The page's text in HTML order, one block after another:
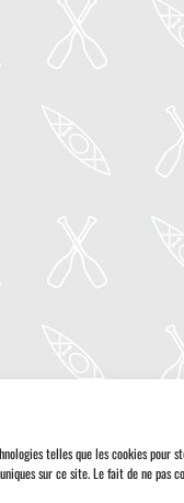
telles que les cookies
sur ce site. Le fait de ne